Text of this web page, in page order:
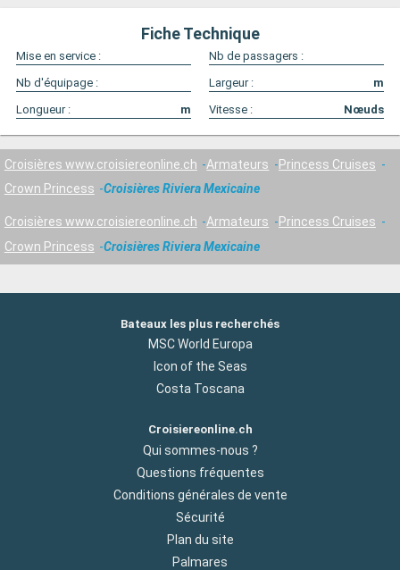
Fiche Technique
Mise en service :
Nb de passagers :
Nb d'équipage :
Largeur :
m
Longueur :
m Vitesse : Nœuds
Croisières www.croisiereonline.ch Armateurs
Princess Cruises
Crown Princess
Croisières Riviera Mexicaine
Croisières www.croisiereonline.ch Armateurs
Princess Cruises
Crown Princess
Croisières Riviera Mexicaine
Bateaux les plus recherchés
MSC World Europa
Icon of the Seas
Costa Toscana
Croisiereonline.ch
Qui sommes-nous ?
Questions fréquentes
Conditions générales de vente
Sécurité
Plan du site
Palmares